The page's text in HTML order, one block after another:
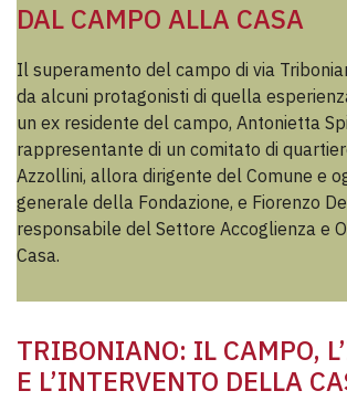
DAL CAMPO ALLA CASA
Il superamento del campo di via
da alcuni protagonisti di quella
un ex residente del campo, Antonietta
rappresentante di un comitato di
Azzollini, allora dirigente del Comune e
generale della Fondazione, e Fiorenzo
responsabile del Settore Accoglienza e
Casa.
TRIBONIANO: IL CAMPO,
E L’INTERVENTO DELLA